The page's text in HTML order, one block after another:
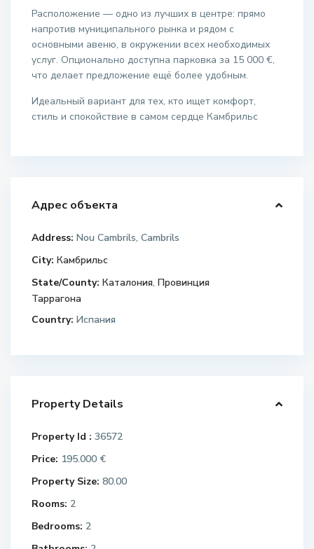
Расположение — одно из лучших в центре: прямо
напротив муниципального рынка и рядом с
основными авеню, в окружении всех необходимых
услуг. Опционально доступна парковка за 15 000 €,
что делает предложение ещё более удобным.
Идеальный вариант для тех, кто ищет комфорт,
стиль и спокойствие в самом сердце Камбрильс
Адрес объекта
Address: Nou Cambrils, Cambrils
City: Камбрильс
State/County: Каталония,Провинция
Таррагона
Country: Испания
Property Details
Property Id : 36572
Price: 195.000 €
Property Size: 80.00
Rooms: 2
Bedrooms: 2